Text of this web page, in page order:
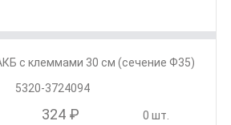
с клеммами 30 см (сечение Ф35)
5320-3724094
324 ₽ 0 шт.